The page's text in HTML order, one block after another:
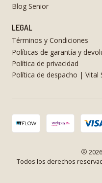
Blog Senior
LEGAL
Términos y Condiciones
Políticas de garantía y
Política de privacidad
Política de despacho | Vital
Todos los derechos